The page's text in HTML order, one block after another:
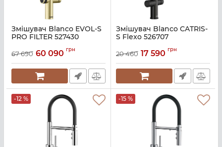
Змішувач Blanco EVOL-S
PRO FILTER 527430
67 690 60 090 грн
Змішувач Blanco CATRIS-
S Flexo 526707
20 460 17 590 грн
-12 % -15 %